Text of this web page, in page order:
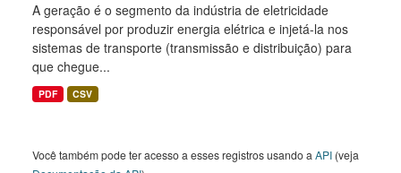
A geração é o segmento da indústria de eletricidade
responsável por produzir energia elétrica e injetá-la nos
sistemas de transporte (transmissão e distribuição) para
que chegue...
PDF CSV
Você também pode ter acesso a esses registros usando a API (veja